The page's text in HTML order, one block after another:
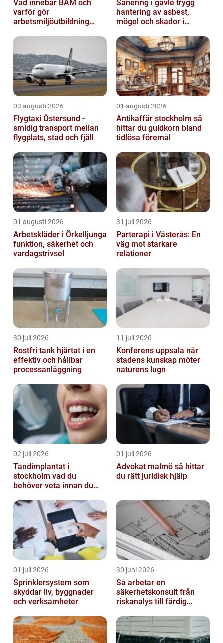
Vad innebär BAM och
varför gör
arbetsmiljöutbildning
Sanering i gävle trygg
hantering av asbest,
mögel och skador i
03 augusti 2026
Flygtaxi Östersund -
smidig transport mellan
flygplats, stad och fjäll
01 augusti 2026
Antikaffär stockholm så
hittar du guldkorn bland
tidlösa föremål
01 augusti 2026
Arbetskläder i Örkelljunga
funktion, säkerhet och
vardagstrivsel
31 juli 2026
Parterapi i Västerås: En
väg mot starkare
relationer
30 juli 2026
Rostfri tank hjärtat i en
effektiv och hållbar
processanläggning
11 juli 2026
Konferens uppsala när
stadens kunskap möter
naturens lugn
02 juli 2026
Tandimplantat i
stockholm vad du
behöver veta innan du
01 juli 2026
Advokat malmö så hittar
du rätt juridisk hjälp
01 juli 2026
Sprinklersystem som
skyddar liv, byggnader
och verksamheter
30 juni 2026
Så arbetar en
säkerhetskonsult från
riskanalys till färdig